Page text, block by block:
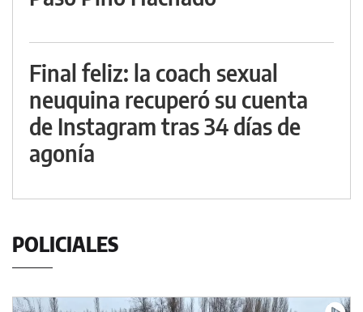
Final feliz: la coach sexual
neuquina recuperó su cuenta
de Instagram tras 34 días de
agonía
POLICIALES